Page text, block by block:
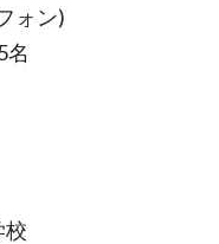
ォン)
名
校